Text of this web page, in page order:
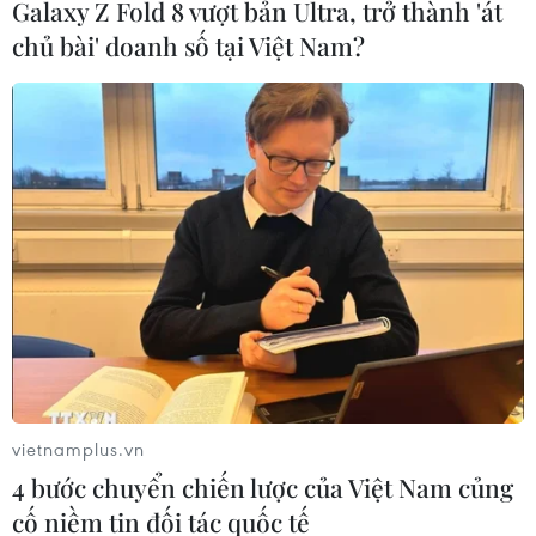
Giải pháp chống ô nhiễm không khí: Cần
sớm kiểm kê khí thải để “trị đúng bệnh"
25/04/2025 02:59
Một trong những giải pháp quan trọng để giải quyết ô
nhiễm không khí, là Việt Nam cần thực hiện kiểm kê,
giám sát chặt chẽ nguồn phát sinh khí thải; siết chặt quy
chuẩn khí thải từ giao thông.
Galaxy Z Fold 8 vượt bản Ultra, trở thành 'át
chủ bài' doanh số tại Việt Nam?
vietnamplus.vn
4 bước chuyển chiến lược của Việt Nam củng
cố niềm tin đối tác quốc tế